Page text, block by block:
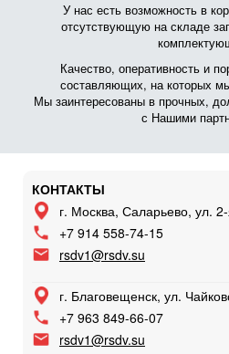
У нас есть возможность в
отсутствующую на складе
Качество, оперативность и
составляющих, на которых
Мы заинтересованы в прочных,
с Нашими
КОНТАКТЫ
г. Москва, Саларьево, ул.
+7 914 558-74-15
rsdv1@rsdv.su
г. Благовещенск, ул.
+7 963 849-66-07
rsdv1@rsdv.su